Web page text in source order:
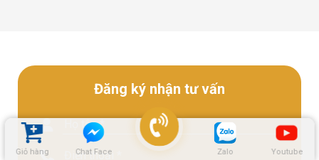
Giỏ hàng Chat Face Zalo Youtube
Đăng ký nhận tư vấn